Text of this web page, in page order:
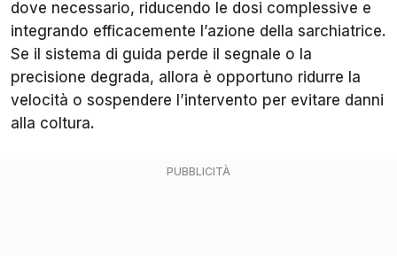
dove necessario, riducendo le dosi complessive e
integrando efficacemente l’azione della sarchiatrice.
Se il sistema di guida perde il segnale o la
precisione degrada, allora è opportuno ridurre la
velocità o sospendere l’intervento per evitare danni
alla coltura.